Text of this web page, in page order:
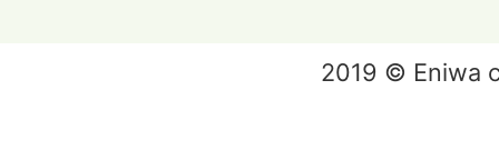
2019 © Eniwa